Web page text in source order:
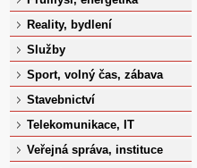
Reality, bydlení
Služby
Sport, volný čas, zábava
Stavebnictví
Telekomunikace, IT
Veřejná správa, instituce